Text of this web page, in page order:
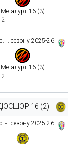
Металург 16 (3)
2
сезону 2025-26
Металург 16 (3)
16 (2)
сезону 2025-26